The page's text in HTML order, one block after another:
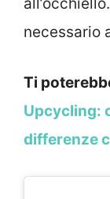
necessario
Ti
Upcycling:
differenze